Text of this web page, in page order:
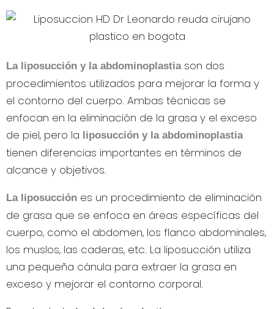
La liposucción y la abdominoplastiason dos
procedimientos utilizados para mejorar la forma y
el contorno del cuerpo. Ambas técnicas se
enfocan en la eliminación de la grasa y el exceso
de piel, pero la
liposucción y la abdominoplastia
tienen diferencias importantes en términos de
alcance y objetivos.
La liposucción es un procedimiento de eliminación
de grasa que se enfoca en áreas específicas del
cuerpo, como el abdomen, los flanco abdominales,
los muslos, las caderas, etc. La liposucción utiliza
una pequeña cánula para extraer la grasa en
exceso y mejorar el contorno corporal.